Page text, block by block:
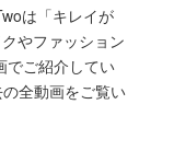
は「キレイが
やファッション
でご紹介してい
全動画をご覧い